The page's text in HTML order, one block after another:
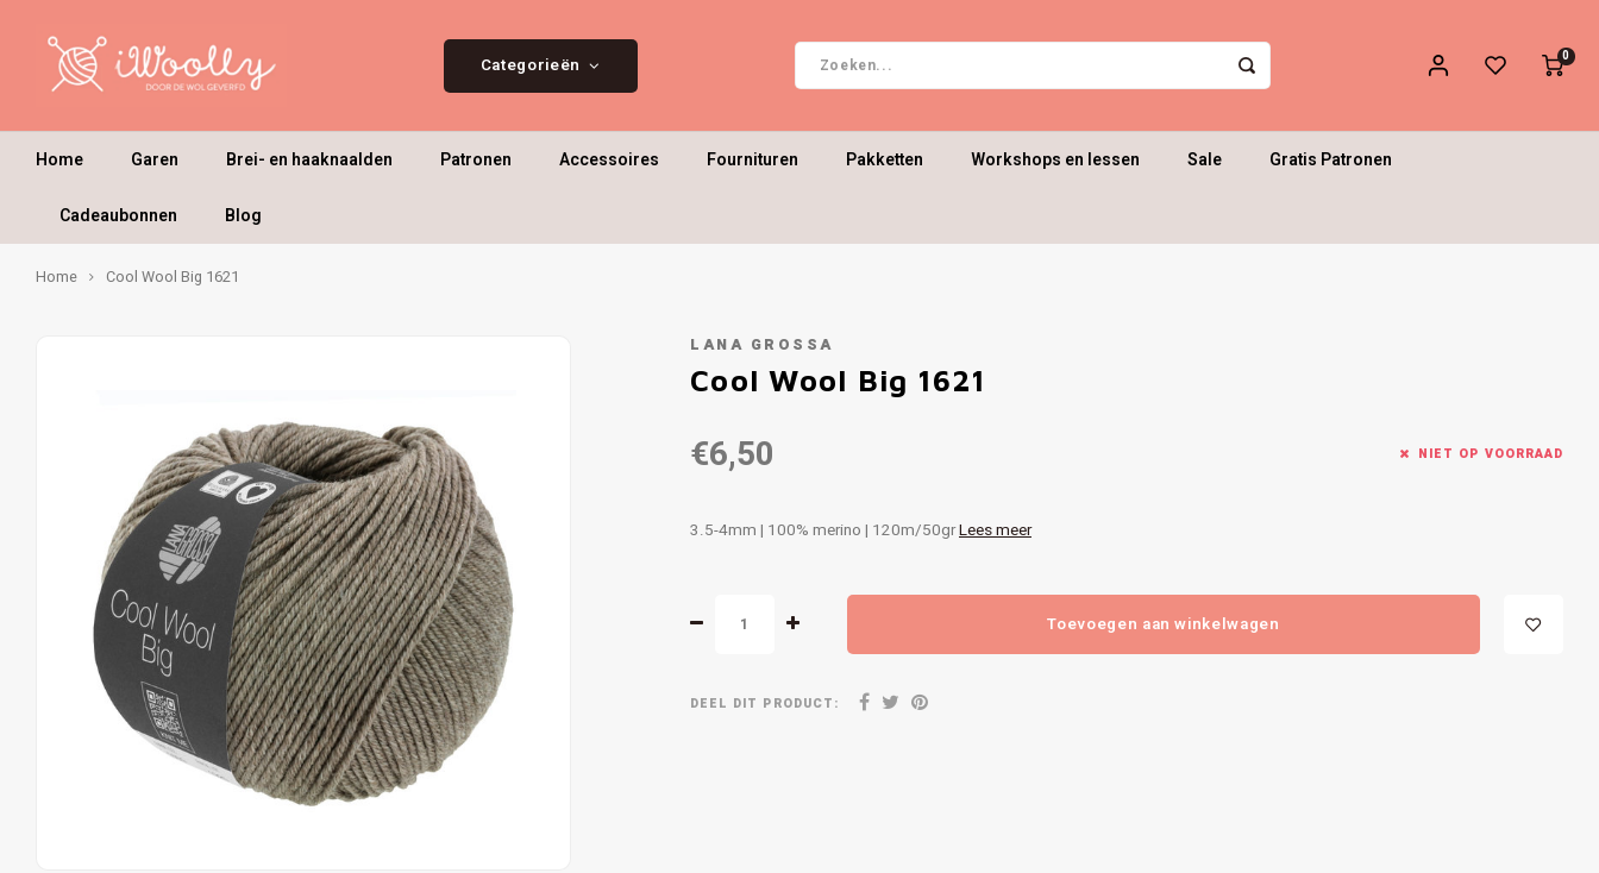
Categorieën 0
Home Garen Brei- en haaknaalden Patronen Accessoires Fournituren Pakketten Workshops en lessen Sale Gratis Patronen
Cadeaubonnen Blog
Home Cool Wool Big 1621
LANA GROSSA
Cool Wool Big 1621
€6,50 NIET OP VOORRAAD
3.5-4mm | 100% merino | 120m/50grLees meer
Toevoegen aan winkelwagen
DEEL DIT PRODUCT: